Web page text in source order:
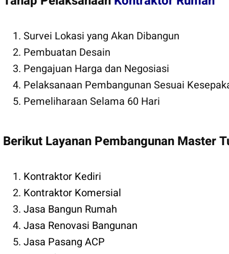
Survei Lokasi yang Akan Dibangun
Pembuatan Desain
Pengajuan Harga dan Negosiasi
Pelaksanaan Pembangunan Sesuai
Pemeliharaan Selama 60 Hari
Berikut Layanan Pembangunan Master
Kontraktor Kediri
Kontraktor Komersial
Jasa Bangun Rumah
Jasa Renovasi Bangunan
Jasa Pasang ACP